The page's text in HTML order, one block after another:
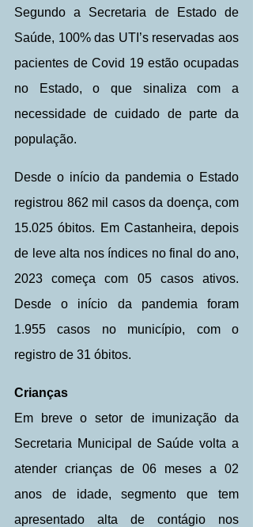
Segundo a Secretaria de Estado de
Saúde, 100% das UTI’s reservadas aos
pacientes de Covid 19 estão ocupadas
no Estado, o que sinaliza com a
necessidade de cuidado de parte da
população.
Desde o início da pandemia o Estado
registrou 862 mil casos da doença, com
15.025 óbitos. Em Castanheira, depois
de leve alta nos índices no final do ano,
2023 começa com 05 casos ativos.
Desde o início da pandemia foram
1.955 casos no município, com o
registro de 31 óbitos.
Crianças
Em breve o setor de imunização da
Secretaria Municipal de Saúde volta a
atender crianças de 06 meses a 02
anos de idade, segmento que tem
apresentado alta de contágio nos